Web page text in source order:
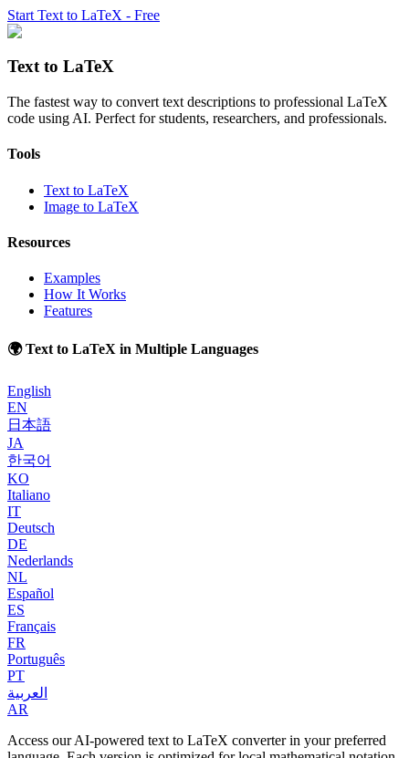
Start Text to LaTeX - Free
Text to LaTeX
The fastest way to convert text descriptions to professional LaTeX
code using AI. Perfect for students, researchers, and professionals.
Tools
Text to LaTeX
Image to LaTeX
Resources
Examples
How It Works
Features
🌍 Text to LaTeX in Multiple Languages
English
EN
日本語
JA
한국어
KO
Italiano
IT
Deutsch
DE
Nederlands
NL
Español
ES
Français
FR
Português
PT
العربية
AR
Access our AI-powered text to LaTeX converter in your preferred